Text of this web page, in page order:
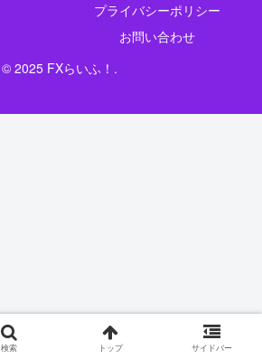
プライバシーポリシー
お問い合わせ
© 2025 FXらいふ！.
検索 トップ サイドバー